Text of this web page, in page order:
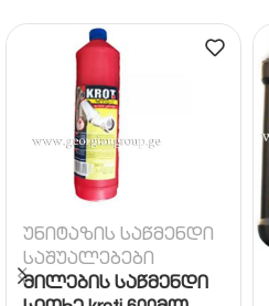
უნიტაზის საწმენდი
საშუალებები
მილების საწმენდი